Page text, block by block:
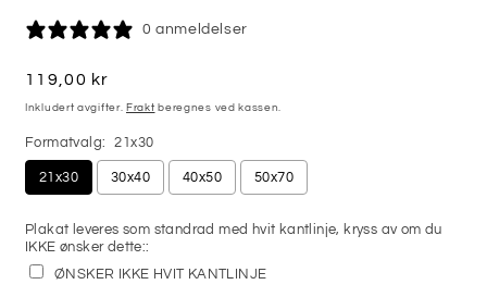
0 anmeldelser
Vanlig
pris
119,00 kr
Inkludert avgifter. Frakt beregnes ved kassen.
Formatvalg: 21x30
21x30 30x40 40x50 50x70
Plakat leveres som standrad med hvit kantlinje, kryss av om du
IKKE ønsker dette::
ØNSKER IKKE HVIT KANTLINJE